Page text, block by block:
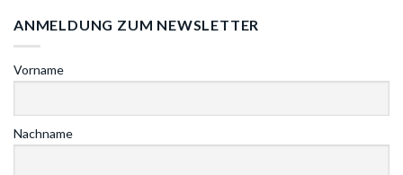
ANMELDUNG ZUM NEWSLETTER
Vorname
Nachname